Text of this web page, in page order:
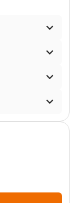



